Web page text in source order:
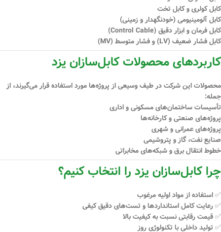
کابل کولری و کابل تخت
کابل آلومینیومی (خودنگهدار و زمینی)
کابل فرمان و ابزار دقیق (Control Cable)
کابل فشار ضعیف (LV) و فشار متوسط (MV)
کاربردهای محصولات کابل‌سازان یزد
محصولات این شرکت در طیف وسیعی از پروژه‌ها مورد استفاده قرار می‌گیرند، از
جمله:
تأسیسات ساختمان‌های مسکونی و اداری
پروژه‌های صنعتی و کارخانه‌ها
پروژه‌های عمرانی و شهری
صنایع نفت، گاز و پتروشیمی
خطوط انتقال برق و شبکه‌های مخابراتی
چرا کابل‌سازان یزد را انتخاب کنیم؟
✅ استفاده از مواد اولیه مرغوب
✅ رعایت کامل استانداردها و تست‌های دقیق کیفی
✅ قیمت رقابتی نسبت به کیفیت بالا
✅ تولید داخلی با تکنولوژی روز